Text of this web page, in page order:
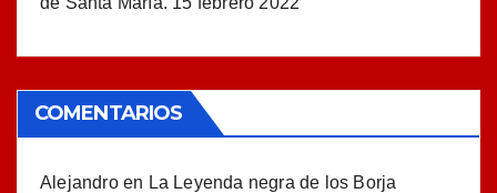
COMENTARIOS
Alejandroen La Leyenda negra de los Borja